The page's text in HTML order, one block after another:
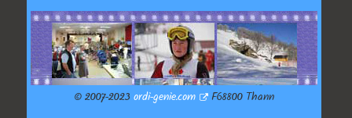
© 2007-2023 ordi-genie.com F68800 Thann